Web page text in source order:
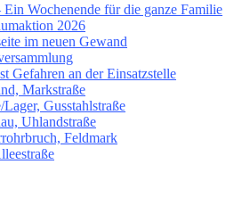
Wochenende für die ganze Familie
2026
im neuen Gewand
Gefahren an der Einsatzstelle
Markstraße
Gusstahlstraße
Uhlandstraße
Feldmark